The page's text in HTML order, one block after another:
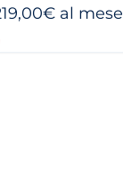
al mese